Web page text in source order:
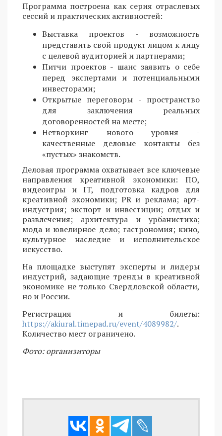
Программа построена как серия отраслевых
сессий и практических активностей:
Выставка проектов - возможность
представить свой продукт лицом к лицу
с целевой аудиторией и партнерами;
Питчи проектов - шанс заявить о себе
перед экспертами и потенциальными
инвесторами;
Открытые переговоры - пространство
для заключения реальных
договоренностей на месте;
Нетворкинг нового уровня -
качественные деловые контакты без
«пустых» знакомств.
Деловая программа охватывает все ключевые
направления креативной экономики: ПО,
видеоигры и IT, подготовка кадров для
креативной экономики; PR и реклама; арт-
индустрия; экспорт и инвестиции; отдых и
развлечения; архитектура и урбанистика;
мода и ювелирное дело; гастрономия; кино,
культурное наследие и исполнительское
искусство.
На площадке выступят эксперты и лидеры
индустрий, задающие тренды в креативной
экономике не только Свердловской области,
но и России.
Регистрация и билеты:
https://akiural.timepad.ru/event/4089982/.
Количество мест ограничено.
Фото: организиторы